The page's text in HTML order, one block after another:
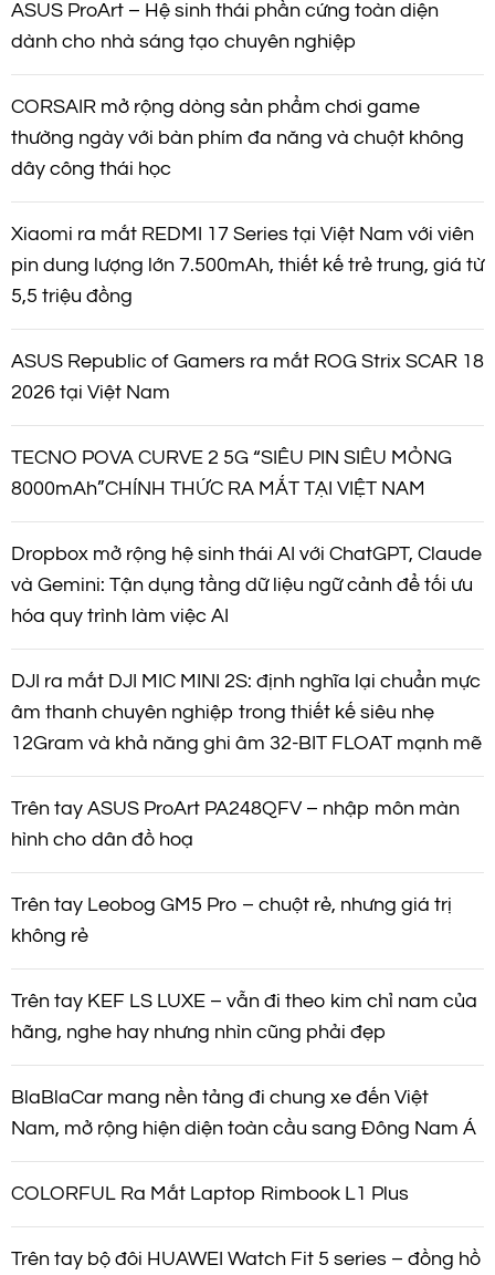
a
n
g
b
à
i
v
i
ế
t
m
ASUS ProArt – Hệ sinh thái phần cứng toàn diện
dành cho nhà sáng tạo chuyên nghiệp
CORSAIR mở rộng dòng sản phẩm chơi game
thường ngày với bàn phím đa năng và chuột không
dây công thái học
Xiaomi ra mắt REDMI 17 Series tại Việt Nam với viên
pin dung lượng lớn 7.500mAh, thiết kế trẻ trung, giá từ
5,5 triệu đồng
ASUS Republic of Gamers ra mắt ROG Strix SCAR 18
2026 tại Việt Nam
TECNO POVA CURVE 2 5G “SIÊU PIN SIÊU MỎNG
8000mAh”CHÍNH THỨC RA MẮT TẠI VIỆT NAM
Dropbox mở rộng hệ sinh thái AI với ChatGPT, Claude
và Gemini: Tận dụng tầng dữ liệu ngữ cảnh để tối ưu
hóa quy trình làm việc AI
DJI ra mắt DJI MIC MINI 2S: định nghĩa lại chuẩn mực
âm thanh chuyên nghiệp trong thiết kế siêu nhẹ
12Gram và khả năng ghi âm 32-BIT FLOAT mạnh mẽ
Trên tay ASUS ProArt PA248QFV – nhập môn màn
hình cho dân đồ hoạ
Trên tay Leobog GM5 Pro – chuột rẻ, nhưng giá trị
không rẻ
Trên tay KEF LS LUXE – vẫn đi theo kim chỉ nam của
hãng, nghe hay nhưng nhìn cũng phải đẹp
BlaBlaCar mang nền tảng đi chung xe đến Việt
Nam, mở rộng hiện diện toàn cầu sang Đông Nam Á
COLORFUL Ra Mắt Laptop Rimbook L1 Plus
Trên tay bộ đôi HUAWEI Watch Fit 5 series – đồng hồ